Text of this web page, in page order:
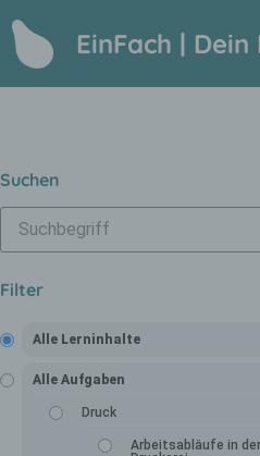
EinFach |
Suchen
Filter
Alle Lerninhalte
Alle Aufgaben
Druck
Arbeitsabläufe in der